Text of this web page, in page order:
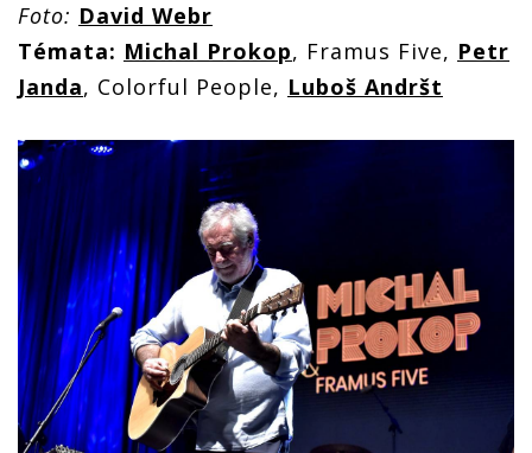
Foto: David Webr
Témata: Michal Prokop, Framus Five, Petr
Janda, Colorful People, Luboš Andršt